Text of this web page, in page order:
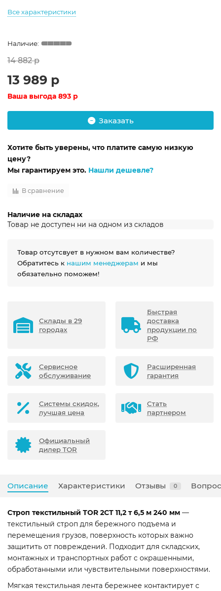
Все характеристики
14 882 р
13 989 р
Ваша выгода 893 р
Заказать
Хотите быть уверены, что платите самую низкую
цену?
Мы гарантируем это. Нашли дешевле?
В сравнение
Наличие на складах
Товар не доступен ни на одном из складов
Товар отсутсвует в нужном вам количестве?
Обратитесь к нашим менеджерам и мы
обязательно поможем!
Склады в 29
городах
Быстрая
доставка
продукции по
РФ
Сервисное
обслуживание
Расширенная
гарантия
Системы скидок,
лучшая цена
Стать
партнером
Официальный
дилер TOR
Описание Характеристики Отзывы 0
Строп текстильный TOR 2СТ 11,2 т 6,5 м 240 мм —
текстильный строп для бережного подъема и
перемещения грузов, поверхность которых важно
защитить от повреждений. Подходит для складских,
монтажных и транспортных работ с окрашенными,
обработанными или чувствительными поверхностями.
Мягкая текстильная лента бережнее контактирует с